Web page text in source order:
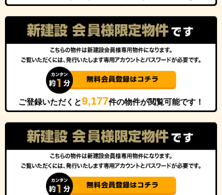
ご登録いただくと9,177件の物件が閲覧可能です！